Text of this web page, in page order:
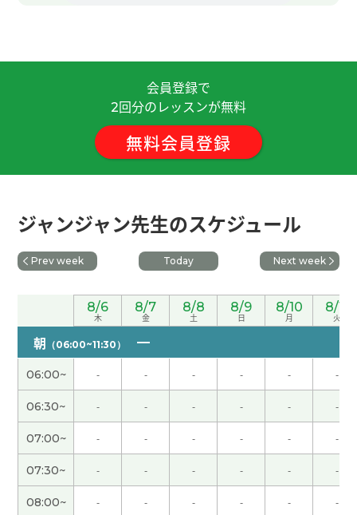
是吃了的话吃饱了。 老师再聊吧，下次再见！
非常感謝 下次見( 40代 男性 )
蜜蜜」非常感动，所以最近经常听她的歌曲。 下课
后我听了老师推荐的王菲的歌，她的歌也好听啊。
50代 男性 )
谢谢您的课！中国的端午节北方与南方有不一样的
文化，很有特色。
无人驾驶已经存在的。但技术可以提高。期待未
来。( 40代 男性 )
谢谢您的课！
谢谢，我很期待跟中国朋友第一次见面，大阪的老
友一起吃晚餐，和演唱会。
会員登録で
2回分のレッスンが無料
無料会員登録
ジャンジャン先生のスケジュール
Prev week Today Next week
8/6
木
8/7
金
8/8
土
8/9
日
8/10
月
8/11
火
朝 （06:00~11:30）
06:00~ - - - - - -
06:30~ - - - - - -
07:00~ - - - - - -
07:30~ - - - - - -
08:00~ - - - - - -